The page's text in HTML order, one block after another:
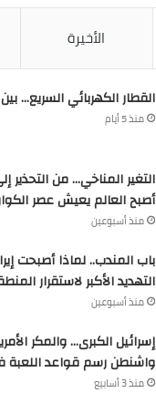
الأخيرة
القطار الكهربائي السريع…
منذ 5 أيام
التغير المناخي… من التحذير
أصبح العالم يعيش عصر
منذ أسبوعين
باب المندب.. لماذا أصبحت
التهديد الأكبر لاستقرار
منذ أسبوعين
إسرائيل الكبرى… والمكر
واشنطن رسم قواعد اللعبة
منذ 3 أسابيع